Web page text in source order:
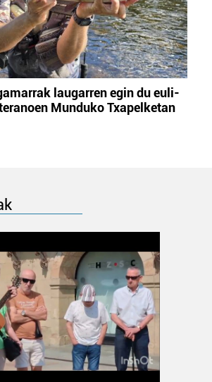
laugarren egin du euli-
Munduko Txapelketan